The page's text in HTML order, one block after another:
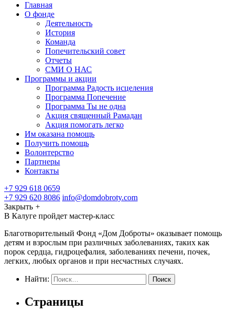
Главная
О фонде
Деятельность
История
Команда
Попечительский совет
Отчеты
СМИ О НАС
Программы и акции
Программа Радость исцеления
Программа Попечение
Программа Ты не одна
Акция священный Рамадан
Акция помогать легко
Им оказана помощь
Получить помощь
Волонтерство
Партнеры
Контакты
+7 929 618 0659
+7 929 620 8086 info@domdobroty.com
Закрыть +
В Калуге пройдет мастер-класс
Благотворительный Фонд «Дом Доброты» оказывает помощь
детям и взрослым при различных заболеваниях, таких как
порок сердца, гидроцефалия, заболеваниях печени, почек,
легких, любых органов и при несчастных случаях.
Найти:
Страницы